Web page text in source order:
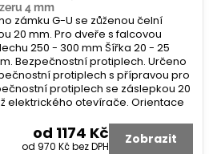
4 mm
zámku G-U se zůženou čelní
20 mm. Pro dveře s falcovou
250 - 300 mm Šířka 20 - 25
Bezpečnostní protiplech. Určeno
protiplech s přípravou pro
protiplech se záslepkou 20
elektrického otevírače. Orientace
od 1174 Kč
od 970 Kčbez DPH Zobrazit